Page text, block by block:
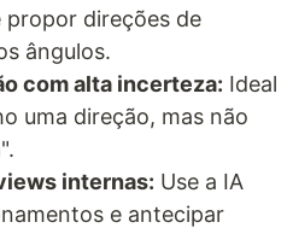
propor direções de
ângulos.
com alta incerteza: Ideal
uma direção, mas não
internas: Use a IA
e antecipar